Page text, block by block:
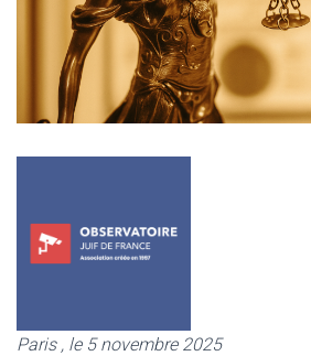
Paris , le 5 novembre 2025